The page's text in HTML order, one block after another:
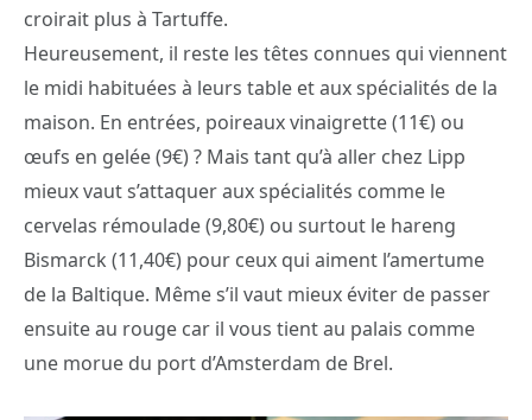
croirait plus à Tartuffe.
Heureusement, il reste les têtes connues qui viennent
le midi habituées à leurs table et aux spécialités de la
maison. En entrées, poireaux vinaigrette (11€) ou
œufs en gelée (9€) ? Mais tant qu’à aller chez Lipp
mieux vaut s’attaquer aux spécialités comme le
cervelas rémoulade (9,80€) ou surtout le hareng
Bismarck (11,40€) pour ceux qui aiment l’amertume
de la Baltique. Même s’il vaut mieux éviter de passer
ensuite au rouge car il vous tient au palais comme
une morue du port d’Amsterdam de Brel.